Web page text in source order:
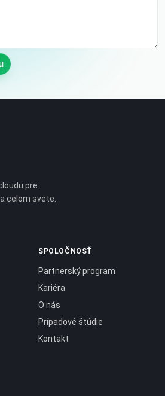
pre
celom svete.
SPOLOČNOSŤ
Partnerský program
Kariéra
O nás
Prípadové štúdie
Kontakt